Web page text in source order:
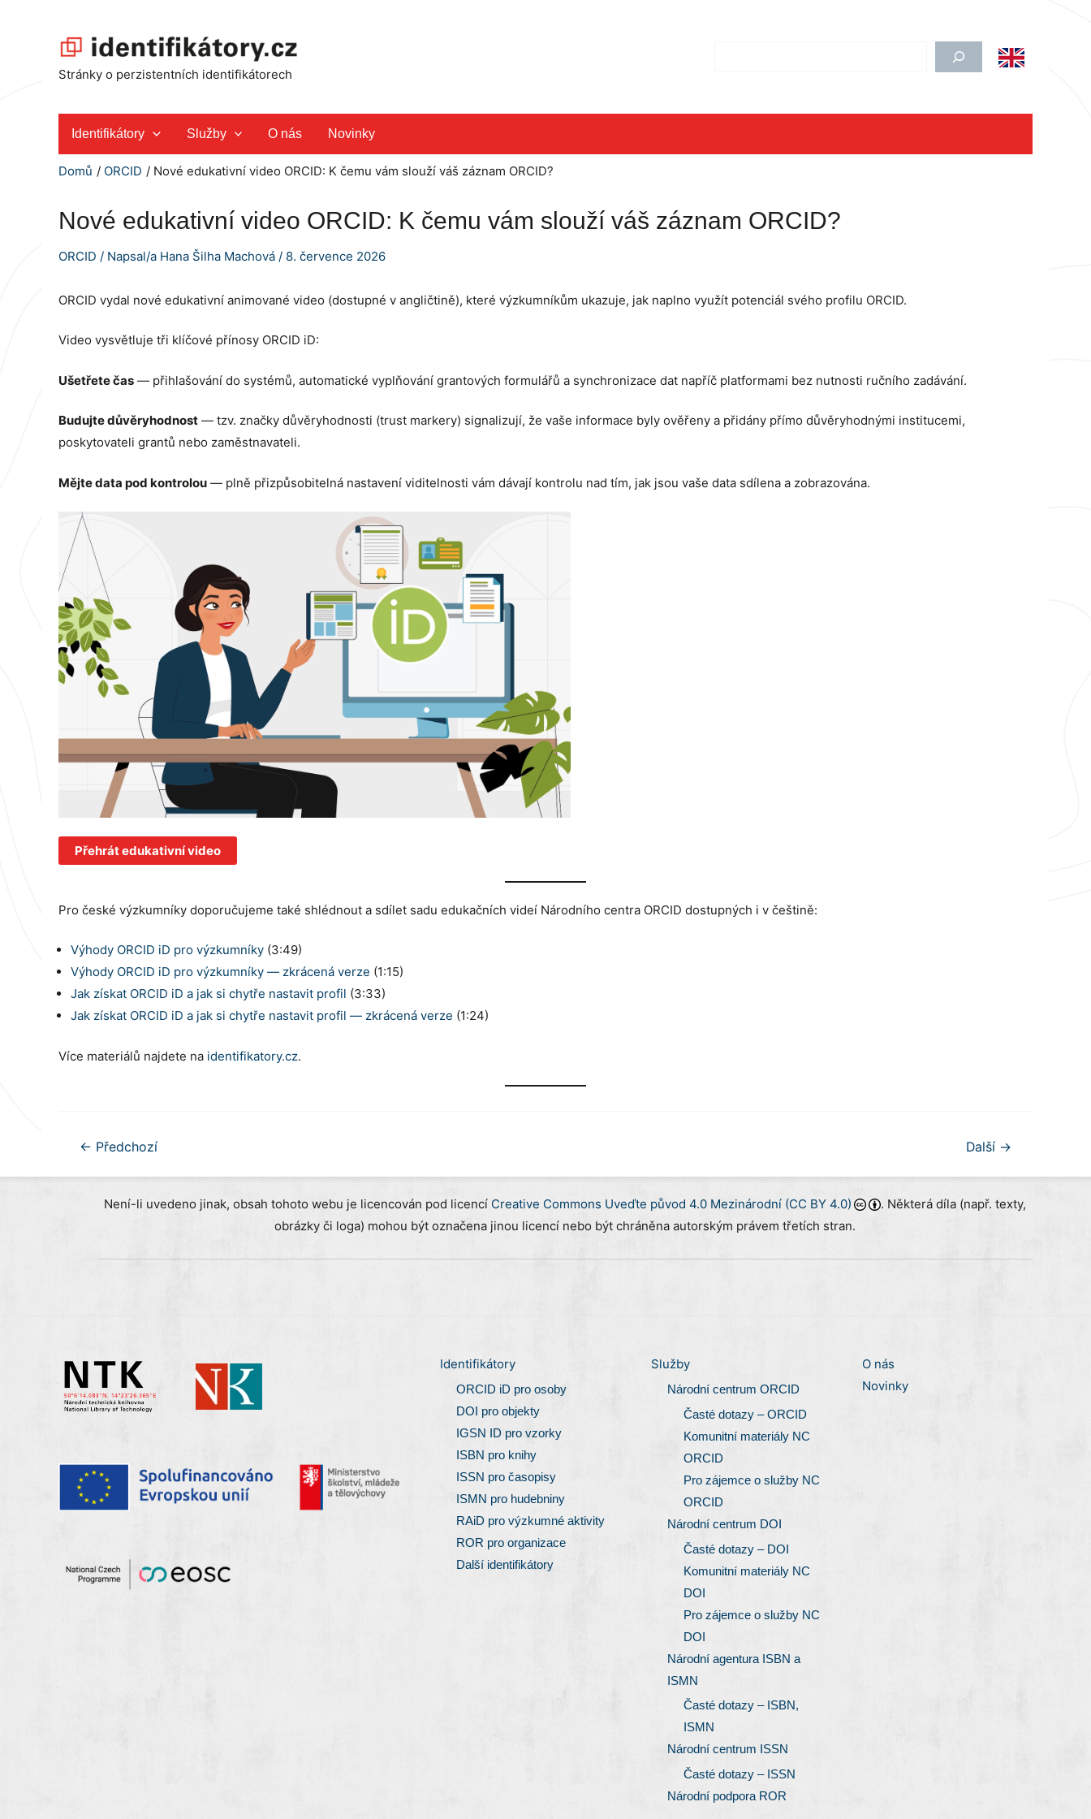
Stránky o perzistentních identifikátorech
Identifikátory Služby O nás Novinky
Domů ORCID Nové edukativní video ORCID: K čemu vám slouží váš záznam ORCID?
Nové edukativní video ORCID: K čemu vám slouží váš záznam ORCID?
ORCID / Napsal/a Hana Šilha Machová / 8. července 2026
ORCID vydal nové edukativní animované video (dostupné v angličtině), které výzkumníkům ukazuje, jak naplno využít potenciál svého profilu ORCID.
Video vysvětluje tři klíčové přínosy ORCID iD:
Ušetřete čas — přihlašování do systémů, automatické vyplňování grantových formulářů a synchronizace dat napříč platformami bez nutnosti ručního zadávání.
Budujte důvěryhodnost — tzv. značky důvěryhodnosti (trust markery) signalizují, že vaše informace byly ověřeny a přidány přímo důvěryhodnými institucemi,
poskytovateli grantů nebo zaměstnavateli.
Mějte data pod kontrolou — plně přizpůsobitelná nastavení viditelnosti vám dávají kontrolu nad tím, jak jsou vaše data sdílena a zobrazována.
Přehrát edukativní video
Pro české výzkumníky doporučujeme také shlédnout a sdílet sadu edukačních videí Národního centra ORCID dostupných i v češtině:
Výhody ORCID iD pro výzkumníky (3:49)
Výhody ORCID iD pro výzkumníky — zkrácená verze (1:15)
Jak získat ORCID iD a jak si chytře nastavit profil (3:33)
Jak získat ORCID iD a jak si chytře nastavit profil — zkrácená verze (1:24)
Více materiálů najdete na identifikatory.cz.
Navigace
← Předchozí Další →
Není-li uvedeno jinak, obsah tohoto webu je licencován pod licencí Creative Commons Uveďte původ 4.0 Mezinárodní (CC BY 4.0)
. Některá díla (např. texty,
obrázky či loga) mohou být označena jinou licencí nebo být chráněna autorským právem třetích stran.
Identifikátory
ORCID iD pro osoby
DOI pro objekty
IGSN ID pro vzorky
ISBN pro knihy
ISSN pro časopisy
ISMN pro hudebniny
RAiD pro výzkumné aktivity
ROR pro organizace
Další identifikátory
Služby
Národní centrum ORCID
Časté dotazy – ORCID
Komunitní materiály NC
ORCID
Pro zájemce o služby NC
ORCID
Národní centrum DOI
Časté dotazy – DOI
Komunitní materiály NC
DOI
Pro zájemce o služby NC
DOI
Národní agentura ISBN a
ISMN
Časté dotazy – ISBN,
ISMN
Národní centrum ISSN
Časté dotazy – ISSN
Národní podpora ROR
O nás
Novinky